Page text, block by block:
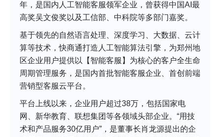
年，是国内人工智能客服领军企业，曾获得中国AI最
高奖吴文俊奖以及工信部、中科院等多部门嘉奖。
基于领先的自然语言处理、深度学习、大数据、云计
算等技术，快商通打造人工智能算法引擎，为郑州地
区企业用户提供以【智能客服】为核心的客户全生命
周期管理服务，是国内首批智能客服企业、首创前端
营销型客服云平台。
平台上线以来，企业用户超过38万，包括国家电
网、新华教育、联想集团等各领域头部企业。“用技
术和产品服务30亿用户”，是董事长肖龙源提出的企